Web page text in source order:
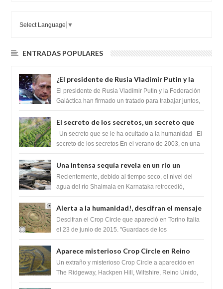
Select Language ▼
ENTRADAS POPULARES
¿El presidente de Rusia Vladímir Putin y la
Federación Galactica han firmado un
tratado para acabar con los Sionistas?
El presidente de Rusia Vladímir Putin y la Federación
Galáctica han firmado un tratado para trabajar juntos,
El secreto de los secretos, un secreto que
cambiaría por completo el destino de la
humanidad
Un secreto que se le ha ocultado a la humanidad El
secreto de los secretos En el verano de 2003, en una
Una intensa sequía revela en un río un
impresionante hallazgo de miles de Shiva
Lingas
Recientemente, debido al tiempo seco, el nivel del
agua del río Shalmala en Karnataka retrocedió,
Alerta a la humanidad!, descifran el mensaje
del Crop Circle de Torino ,Italia
Descifran el Crop Circle que apareció en Torino Italia
el 23 de junio de 2015. "Guardaos de los
Aparece misterioso Crop Circle en Reino
Unido 23 de junio 2016
Un extraño y misterioso Crop Circle a aparecido en
The Ridgeway, Hackpen Hill, Wiltshire, Reino Unido,